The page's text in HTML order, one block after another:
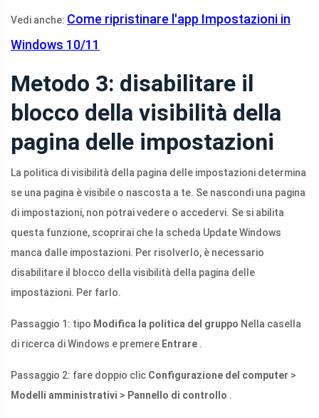
Vedi anche: Come ripristinare l'app Impostazioni in
Windows 10/11
Metodo 3: disabilitare il
blocco della visibilità della
pagina delle impostazioni
La politica di visibilità della pagina delle impostazioni determina
se una pagina è visibile o nascosta a te. Se nascondi una pagina
di impostazioni, non potrai vedere o accedervi. Se si abilita
questa funzione, scoprirai che la scheda Update Windows
manca dalle impostazioni. Per risolverlo, è necessario
disabilitare il blocco della visibilità della pagina delle
impostazioni. Per farlo.
Passaggio 1: tipo Modifica la politica del gruppo Nella casella
di ricerca di Windows e premere Entrare .
Passaggio 2: fare doppio clic Configurazione del computer >
Modelli amministrativi > Pannello di controllo .